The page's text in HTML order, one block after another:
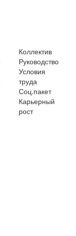
Коллектив
Руководство
Условия
труда
Соц.пакет
Карьерный
рост